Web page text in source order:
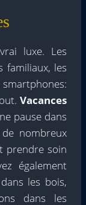
luxe. Les
familiaux, les
Vacances
pause dans
nombreux
prendre soin
également
les bois,
dans les